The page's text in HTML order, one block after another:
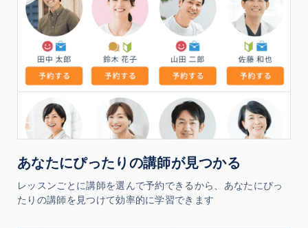
あなたにぴったりの講師が見つかる
レッスンごとに講師を選んで予約できるから、あなたにぴっ
たりの講師を見つけて効率的に学習できます